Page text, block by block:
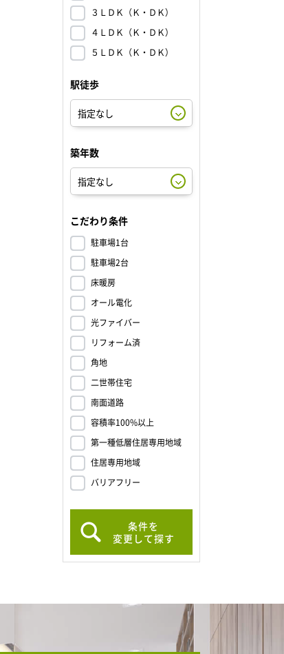
３ＬＤＫ（Ｋ・ＤＫ）
４ＬＤＫ（Ｋ・ＤＫ）
５ＬＤＫ（Ｋ・ＤＫ）
駅徒歩
築年数
こだわり条件
駐車場1台
駐車場2台
床暖房
オール電化
光ファイバー
リフォーム済
角地
二世帯住宅
南面道路
容積率100%以上
第一種低層住居専用地域
住居専用地域
バリアフリー
条件を
変更して探す